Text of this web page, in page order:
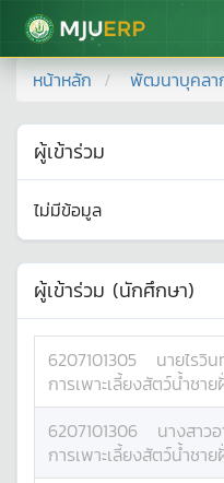
มหาวิทยาลัยแม่โจ้
หน้าหลัก พัฒนาบุคลา
ผู้เข้าร่วม
ไม่มีข้อมูล
ผู้เข้าร่วม (นักศึกษา)
6207101305 นายไรวิ
การเพาะเลี้ยงสัตว์น้ำชา
6207101306 นางสาว
การเพาะเลี้ยงสัตว์น้ำชา